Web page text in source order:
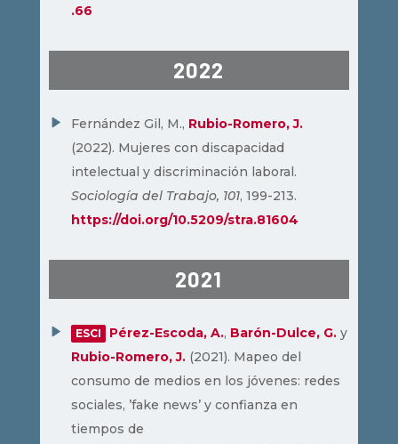
.66
2022
Fernández Gil, M., Rubio-Romero, J.
(2022). Mujeres con discapacidad
intelectual y discriminación laboral.
Sociología del Trabajo, 101, 199-213.
https://doi.org/10.5209/stra.81604
2021
ESCI Pérez-Escoda, A., Barón-Dulce, G.y
Rubio-Romero, J.(2021). Mapeo del
consumo de medios en los jóvenes: redes
sociales, ’fake news’ y confianza en
tiempos de